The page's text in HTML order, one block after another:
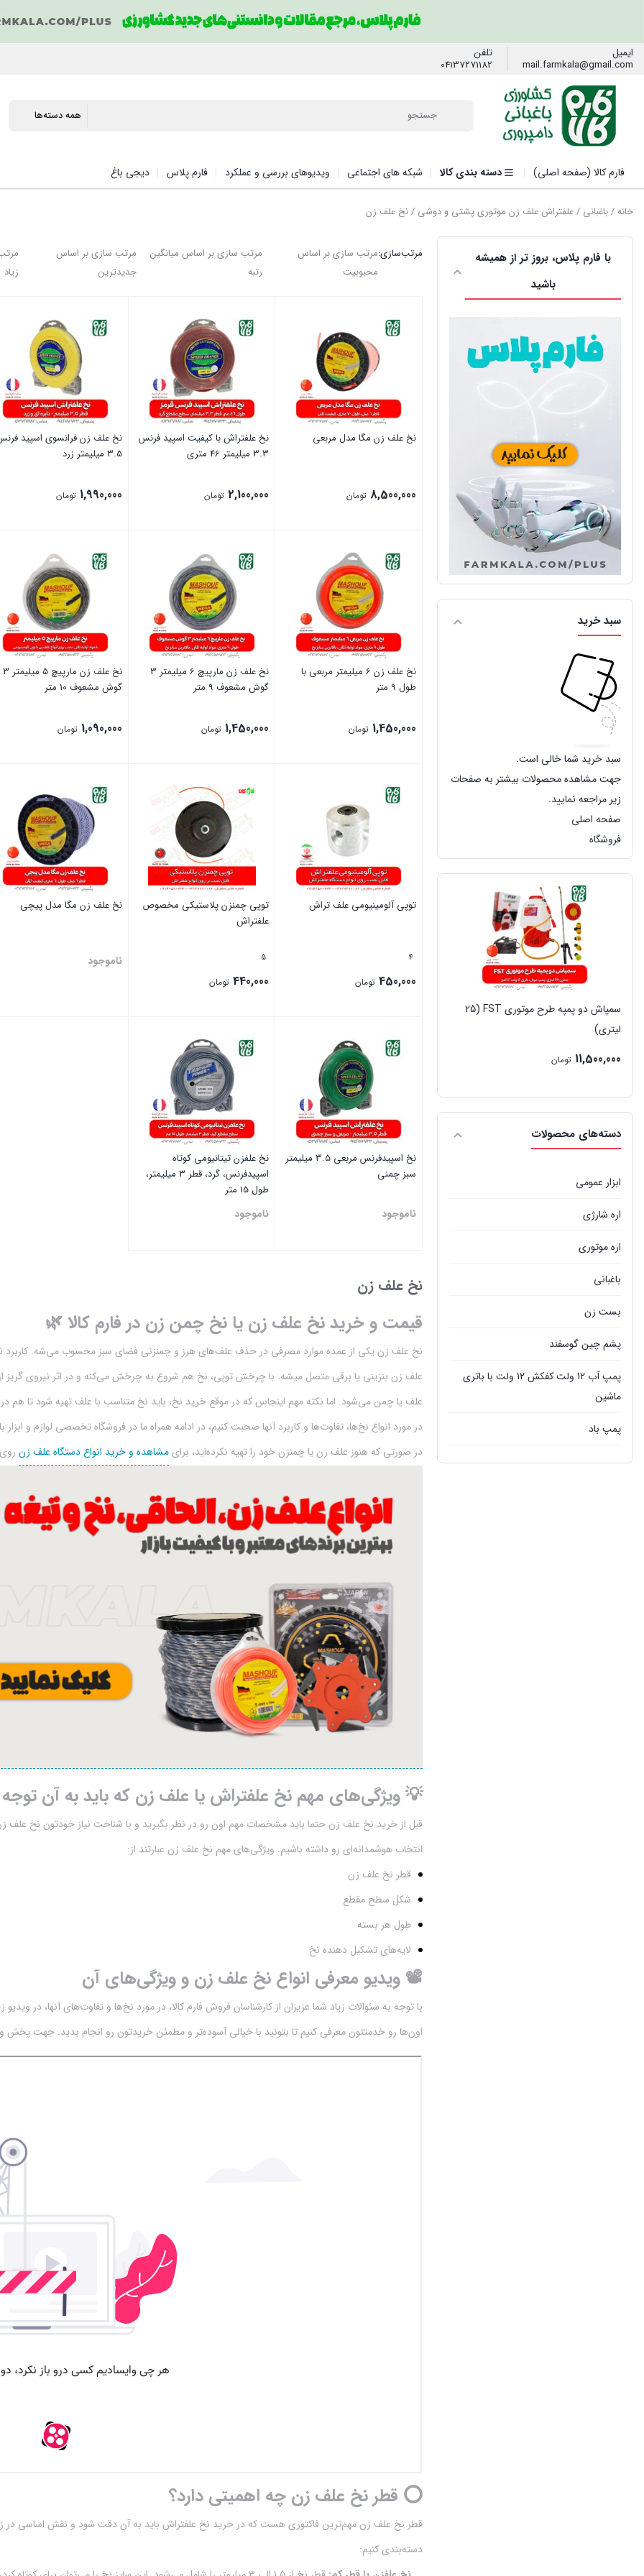
ایمیل
mail.farmkala@gmail.com
تلفن
04137271182
فارم کالا (صفحه اصلی) دسته بندی کالا شبکه های اجتماعی ویدیوهای بررسی و عملکرد فارم پلاس دیجی باغ
خانه/باغبانی /علفتراش علف زن موتوری پشتی و دوشی / نخ علف زن
با فارم پلاس، بروز تر از همیشه
باشید
سبد خرید
سبد خرید شما خالی است.
جهت مشاهده محصولات بیشتر به صفحات
زیر مراجعه نمایید.
صفحه اصلی
فروشگاه
سمپاش دو پمپه طرح موتوری FST (25
لیتری)
11,500,000 تومان
دسته‌های محصولات
ابزار عمومی
اره شارژی
اره موتوری
باغبانی
بست زن
پشم چین گوسفند
پمپ آب 12 ولت کفکش 12 ولت با باتری
ماشین
پمپ باد
پمپ سمپاش
مرتب‌سازی:مرتب سازی بر اساس
محبوبیت
مرتب سازی بر اساس میانگین
رتبه
مرتب سازی بر اساس
جدیدترین
زیاد
نخ علف زن مگا مدل مربعی
8,500,000 تومان
نخ علفتراش با کیفیت اسپید فرنس
3.3 میلیمتر 46 متری
2,100,000 تومان
نخ علف زن فرانسوی اسپید
3.5 میلیمتر زرد
1,990,000 تومان
نخ علف زن 6 میلیمتر مربعی با
طول 9 متر
1,450,000 تومان
نخ علف زن مارپیچ 6 میلیمتر 3
گوش مشعوف 9 متر
1,450,000 تومان
نخ علف زن مارپیچ 5 میلیمتر 3
گوش مشعوف 10 متر
1,090,000 تومان
توپی آلومینیومی علف تراش
4
450,000 تومان
توپی چمنزن پلاستیکی مخصوص
علفتراش
5
440,000 تومان
نخ علف زن مگا مدل پیچی
ناموجود
نخ اسپیدفرنس مربعی 3.5 میلیمتر
سبز چمنی
ناموجود
نخ علفزن تیتانیومی کوتاه
اسپیدفرنس، گرد، قطر 3 میلیمتر،
طول 15 متر
ناموجود
نخ علف زن
قیمت و خرید نخ علف زن یا نخ چمن زن در فارم کالا 🌿
نخ علف زن یکی از عمده موارد مصرفی در حذف علف‌های هرز و چمنزنی فضای سبز محسوب می‌شه. کاربرد
علف زن بنزینی یا برقی متصل میشه. با چرخش توپی، نخ هم شروع به چرخش می‌کنه و در اثر نیروی گریز
علف یا چمن می‌شود. اما نکته مهم اینجاس که در موقع خرید نخ، باید نخ متناسب با علف تهیه شود
در مورد انواع نخ‌ها، تفاوت‌ها و کاربرد آنها صحبت کنیم، در ادامه همراه ما در فروشگاه تخصصی لوازم و
در صورتی که هنوز علف زن یا چمنزن خود را تهیه نکرده‌اید، برایمشاهده و خرید انواع دستگاه علف زن
💡 ویژگی‌های مهم نخ علفتراش یا علف زن که باید به آن
قبل از خرید نخ علف زن حتما باید مشخصات مهم اون رو در نظر بگیرید و با شناخت نیاز خودتون نخ
انتخاب هوشمدانه‌ای رو داشته باشیم. ویژگی‌های مهم نخ علف زن عبارتند از:
قطر نخ علف زن
شکل سطح مقطع
طول هر بسته
لایه‌های تشکیل دهنده نخ
📽️ ویدیو معرفی انواع نخ علف زن و ویژگی‌های آن
با توجه به سئوالات زیاد شما عزیزان از کارشناسان فروش فارم کالا، در مورد نخ‌ها و تفاوت‌های آنها، در
اون‌ها رو خدمتتون معرفی کنیم تا بتونید با خیالی آسوده‌تر و مطمئن خریدتون رو انجام بدید. جهت پخش
⭕ قطر نخ علف زن چه اهمیتی دارد؟
دسته‌بندی کنیم: